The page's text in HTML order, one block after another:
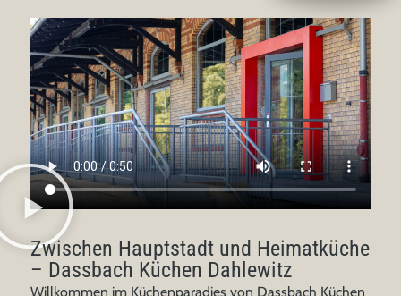
Zwischen Hauptstadt und Heimatküche
– Dassbach Küchen Dahlewitz
Willkommen im Küchenparadies von Dassbach Küchen